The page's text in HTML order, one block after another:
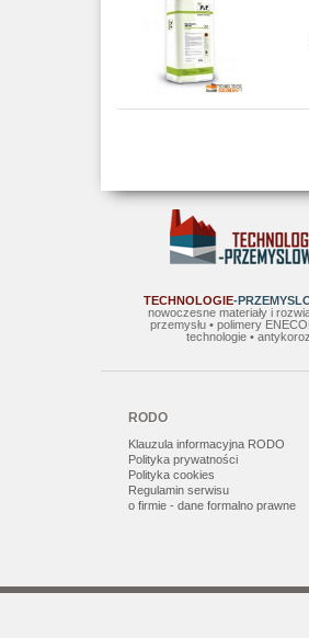
TECHNOLOGIE-
nowoczesne materiały i
przemysłu • polimery
technologie •
RODO
Klauzula informacyjna RODO
Polityka prywatności
Polityka cookies
Regulamin serwisu
o firmie - dane formalno prawne